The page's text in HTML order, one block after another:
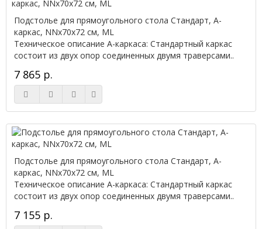
Подстолье для прямоугольного стола Стандарт, А-
каркас, NNx70х72 см, ML
Техническое описание А-каркаса: Стандартный каркас
состоит из двух опор соединенных двумя траверсами..
7 865 р.
Подстолье для прямоугольного стола Стандарт, А-
каркас, NNx70х72 см, ML
Техническое описание А-каркаса: Стандартный каркас
состоит из двух опор соединенных двумя траверсами..
7 155 р.